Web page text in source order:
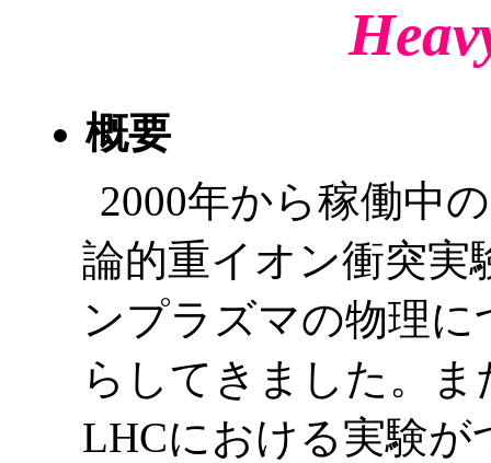
概要
2000年から稼働中
論的重イオン衝突実
ンプラズマの物理
らしてきました。ま
LHCにおける実験